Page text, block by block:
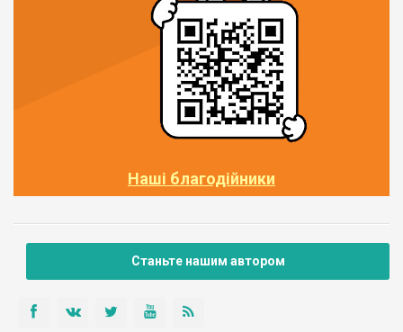
Наші благодійники
Станьте нашим автором